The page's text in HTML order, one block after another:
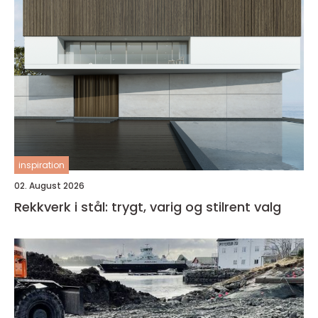
inspiration
02. August 2026
Rekkverk i stål: trygt, varig og stilrent valg